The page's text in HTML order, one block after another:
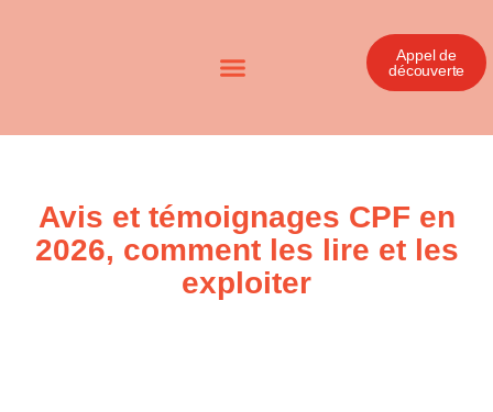
Appel de
découverte
Avis et témoignages CPF en
2026, comment les lire et les
exploiter